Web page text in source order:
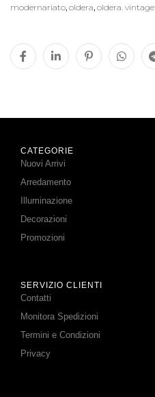
modernariato, oldera, oldera. vintage
CATEGORIE
Nuovi Arrivi
Arredamento
Illuminazione
Decorazioni
Promozioni
SERVIZIO CLIENTI
Contatti
Monitora Spedizioni
Termini e Condizioni
Privacy